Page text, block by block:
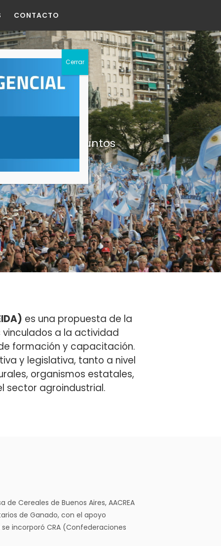
CONTACTO
en los asuntos
es una propuesta de la
a la actividad
formación y capacitación.
y legislativa, tanto a nivel
organismos estatales,
sector agroindustrial.
Cereales de Buenos Aires, AACREA
de Ganado, con el apoyo
incorporó CRA (Confederaciones